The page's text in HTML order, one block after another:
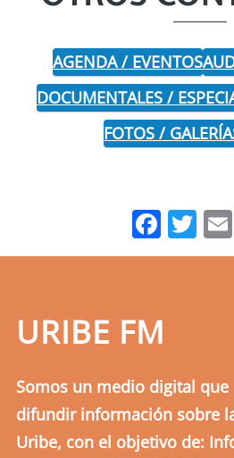
AGENDA / EVENTOS
DOCUMENTALES /
FOTOS /
URIBE FM
Somos un medio digital
difundir información sobre
Uribe, con el objetivo de: